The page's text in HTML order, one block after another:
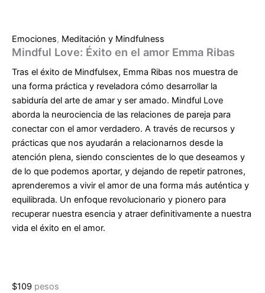
Emociones, Meditación y Mindfulness
Mindful Love: Éxito en el amor Emma Ribas
Tras el éxito de Mindfulsex, Emma Ribas nos muestra de
una forma práctica y reveladora cómo desarrollar la
sabiduría del arte de amar y ser amado. Mindful Love
aborda la neurociencia de las relaciones de pareja para
conectar con el amor verdadero. A través de recursos y
prácticas que nos ayudarán a relacionarnos desde la
atención plena, siendo conscientes de lo que deseamos y
de lo que podemos aportar, y dejando de repetir patrones,
aprenderemos a vivir el amor de una forma más auténtica y
equilibrada. Un enfoque revolucionario y pionero para
recuperar nuestra esencia y atraer definitivamente a nuestra
vida el éxito en el amor.
$109 pesos